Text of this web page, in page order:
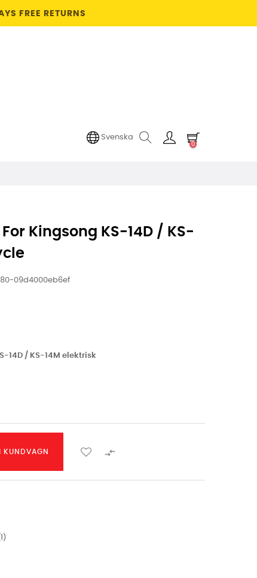
FREE RETURNS
Svenska
0
Kingsong KS-14D / KS-
09d4000eb6ef
14D / KS-14M elektrisk
KUNDVAGN 
1 )